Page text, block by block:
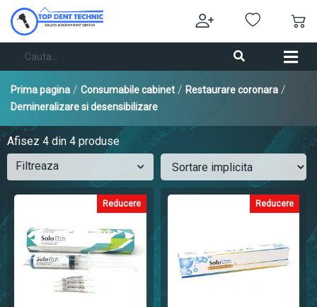
Prima pagina / Consumabile cabinet / Restaurare coronara /
Demineralizare si desensibilizare
Afisez 4 din 4 produse
Filtreaza
Reducere Reducere